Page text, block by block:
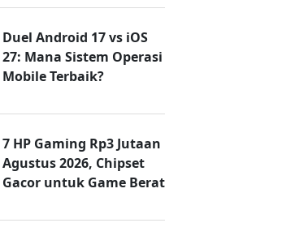
Duel Android 17 vs iOS
27: Mana Sistem Operasi
Mobile Terbaik?
7 HP Gaming Rp3 Jutaan
Agustus 2026, Chipset
Gacor untuk Game Berat